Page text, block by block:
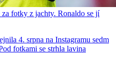
fotky z jachty. Ronaldo se jí
4. srpna na Instagramu sedm
fotkami se strhla lavina